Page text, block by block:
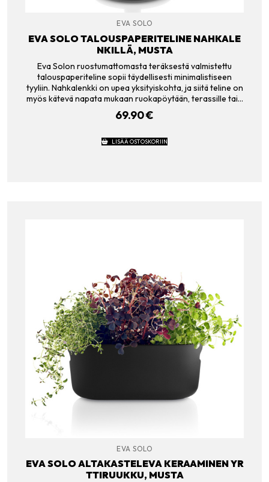
EVA SOLO
EVA SOLO TALOUSPAPERITELINE NAHKALE
NKILLÄ, MUSTA
Eva Solon ruostumattomasta teräksestä valmistettu
talouspaperiteline sopii täydellisesti minimalistiseen
tyyliin. Nahkalenkki on upea yksityiskohta, ja siitä teline on
myös kätevä napata mukaan ruokapöytään, terassille tai…
69.90€
LISÄÄ OSTOSKORIIN
EVA SOLO
EVA SOLO ALTAKASTELEVA KERAAMINEN YR
TTIRUUKKU, MUSTA